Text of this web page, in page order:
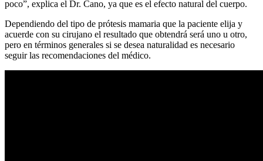
poco”, explica el Dr. Cano, ya que es el efecto natural del cuerpo.
Dependiendo del tipo de prótesis mamaria que la paciente elija y
acuerde con su cirujano el resultado que obtendrá será uno u otro,
pero en términos generales si se desea naturalidad es necesario
seguir las recomendaciones del médico.